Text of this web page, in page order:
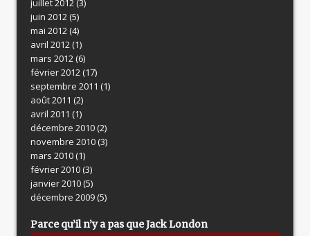
juillet 2012(3)
juin 2012(5)
mai 2012(4)
avril 2012(1)
mars 2012(6)
février 2012(17)
septembre 2011 (1)
août 2011 (2)
avril 2011 (1)
décembre 2010(2)
novembre 2010(3)
mars 2010(1)
février 2010(3)
janvier 2010(5)
décembre 2009(5)
Parce qu’il n’y a pas que Jack London